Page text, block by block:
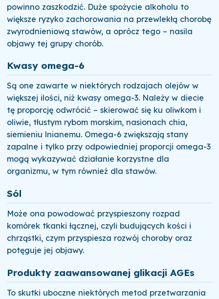
powinno zaszkodzić. Duże spożycie alkoholu to
większe ryzyko zachorowania na przewlekłą chorobę
zwyrodnieniową stawów, a oprócz tego – nasila
objawy tej grupy chorób.
Kwasy omega-6
Są one zawarte w niektórych rodzajach olejów w
większej ilości, niż kwasy omega-3. Należy w diecie
tę proporcję odwrócić – skierować się ku oliwkom i
oliwie, tłustym rybom morskim, nasionach chia,
siemieniu lnianemu. Omega-6 zwiększają stany
zapalne i tylko przy odpowiedniej proporcji omega-3
mogą wykazywać działanie korzystne dla
organizmu, w tym również dla stawów.
Sól
Może ona powodować przyspieszony rozpad
komórek tkanki łącznej, czyli budujących kości i
chrząstki, czym przyspiesza rozwój choroby oraz
potęguje jej objawy.
Produkty zaawansowanej glikacji AGEs
To skutki uboczne niektórych metod przetwarzania